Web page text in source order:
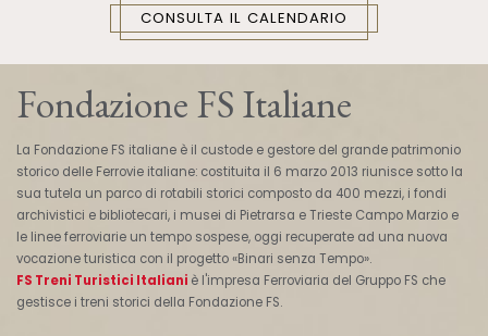
CONSULTA IL CALENDARIO
Fondazione FS Italiane
La Fondazione FS italiane è il custode e gestore del grande patrimonio
storico delle Ferrovie italiane: costituita il 6 marzo 2013 riunisce sotto la
sua tutela un parco di rotabili storici composto da 400 mezzi, i fondi
archivistici e bibliotecari, i musei di Pietrarsa e Trieste Campo Marzio e
le linee ferroviarie un tempo sospese, oggi recuperate ad una nuova
vocazione turistica con il progetto «Binari senza Tempo».
FS Treni Turistici Italiani è l'impresa Ferroviaria del Gruppo FS che
gestisce i treni storici della Fondazione FS.